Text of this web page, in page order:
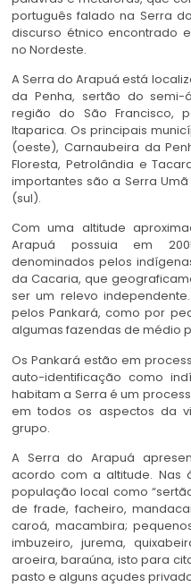
português falado na Serra
discurso étnico encontrado
no Nordeste.
A Serra do Arapuá está
da Penha, sertão do semi-
região do São Francisco,
Itaparica. Os principais
(oeste), Carnaubeira da
Floresta, Petrolândia e
importantes são a Serra
(sul).
Com uma altitude
Arapuá possuia em
denominados pelos
da Cacaria, que
ser um relevo
pelos Pankará, como por
algumas fazendas de médio
Os Pankará estão em
auto-identificação como
habitam a Serra é um
em todos os aspectos da
grupo.
A Serra do Arapuá
acordo com a altitude. Nas
população local como
de frade, facheiro,
caroá, macambira;
imbuzeiro, jurema,
aroeira, baraúna, isto para
pasto e alguns açudes